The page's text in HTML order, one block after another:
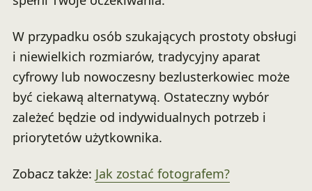
W przypadku osób szukających prostoty obsługi
i niewielkich rozmiarów, tradycyjny aparat
cyfrowy lub nowoczesny bezlusterkowiec może
być ciekawą alternatywą. Ostateczny wybór
zależeć będzie od indywidualnych potrzeb i
priorytetów użytkownika.
Zobacz także: Jak zostać fotografem?